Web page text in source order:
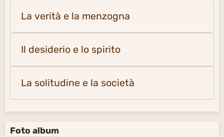
La verità e la menzogna
Il desiderio e lo spirito
La solitudine e la società
Foto album